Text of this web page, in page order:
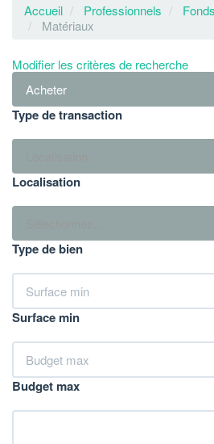
Accueil
Professionnels
Matériaux
Modifier les critères de recherche
Acheter
Type de transaction
Localisation
Type de bien
Surface min
Budget max